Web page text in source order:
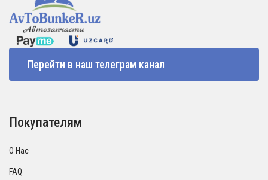
Перейти в наш телеграм канал
Покупателям
О Нас
FAQ